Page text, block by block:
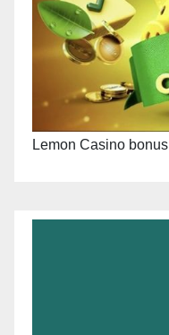
Lemon Casino bonus